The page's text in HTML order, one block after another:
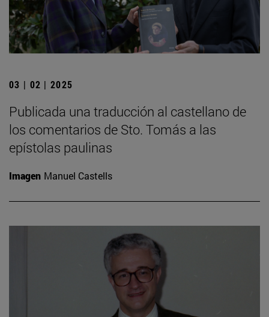
03 | 02 | 2025
Publicada una traducción al castellano de
los comentarios de Sto. Tomás a las
epístolas paulinas
Imagen Manuel Castells